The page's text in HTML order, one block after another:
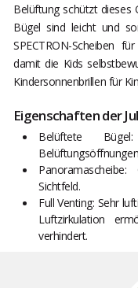
Belüftung schützt dieses
Bügel sind leicht und
SPECTRON-Scheiben
damit die Kids
Kindersonnenbrillen für
Eigenschaften der
Belüftete
Sichtfeld.
Full Venting: Sehr
Luftzirkulation
verhindert.